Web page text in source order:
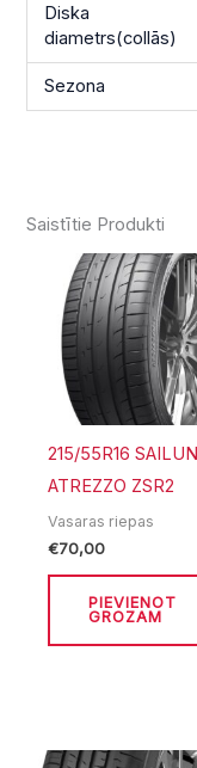
Diska
diametrs(collās)
Sezona
Saistītie Produkti
215/55R16 SAILUN
ATREZZO ZSR2
Vasaras riepas
€70,00
PIEVIENOT
GROZAM